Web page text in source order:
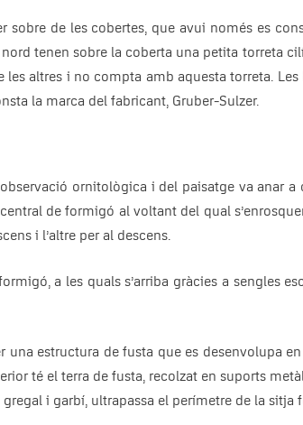
sobre de les cobertes, que avui només es
tenen sobre la coberta una petita torreta
altres i no compta amb aquesta torreta. Les
la marca del fabricant, Gruber-Sulzer.
ornitològica i del paisatge va anar a
de formigó al voltant del qual
i l’altre per al descens.
a les quals s’arriba gràcies a sengles
una estructura de fusta que es desenvolupa
té el terra de fusta, recolzat en suports
i garbí, ultrapassa el perímetre de la sitja